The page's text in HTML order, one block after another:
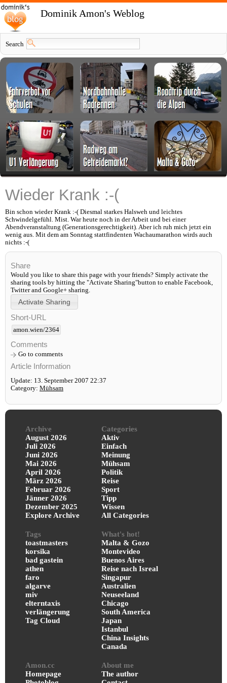
Dominik Amon's Weblog
Search
Wieder Krank :-(
Bin schon wieder Krank :-( Diesmal starkes Halsweh und leichtes
Schwindelgefühl. Mist. War heute noch in der Arbeit und bei einer
Abendveranstaltung (Generationsgerechtigkeit). Aber ich ruh mich jetzt ein
wenig aus. Mit dem am Sonntag stattfindenten Wachaumarathon wirds auch
nichts :-(
Share
Would you like to share this page with your friends? Simply activate the
sharing tools by hitting the "Activate Sharing"button to enable Facebook,
Twitter and Google+ sharing.
Short-URL
amon.wien/2364
Comments
Go to comments
Article Information
Update: 13. September 2007 22:37
Category: Mühsam
Archive
August 2026
Juli 2026
Juni 2026
Mai 2026
April 2026
März 2026
Februar 2026
Jänner 2026
Dezember 2025
Explore Archive
Categories
Aktiv
Einfach
Meinung
Mühsam
Politik
Reise
Sport
Tipp
Wissen
All Categories
Tags
toastmasters
korsika
bad gastein
athen
faro
algarve
miv
elterntaxis
verlängerung
Tag Cloud
What's hot!
Malta & Gozo
Montevideo
Buenos Aires
Reise nach Isreal
Singapur
Australien
Neuseeland
Chicago
South America
Japan
Istanbul
China Insights
Canada
Amon.cc
Homepage
About me
The author